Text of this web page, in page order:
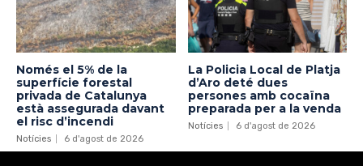
Només el 5% de la
superfície forestal
privada de Catalunya
està assegurada davant
el risc d’incendi
Notícies 6 d'agost de 2026
La Policia Local de Platja
d’Aro deté dues
persones amb cocaïna
preparada per a la venda
Notícies 6 d'agost de 2026